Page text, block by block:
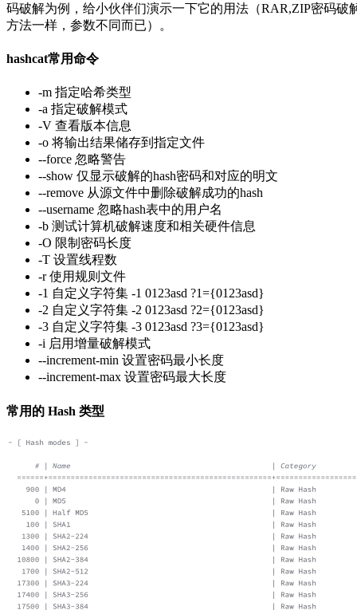
码破解为例，给小伙伴们演示一下它的用法（RAR,ZIP密码破
方法一样，参数不同而已）。
hashcat常用命令
-m 指定哈希类型
-a 指定破解模式
-V 查看版本信息
-o 将输出结果储存到指定文件
--force 忽略警告
--show 仅显示破解的hash密码和对应的明文
--remove 从源文件中删除破解成功的hash
--username 忽略hash表中的用户名
-b 测试计算机破解速度和相关硬件信息
-O 限制密码长度
-T 设置线程数
-r 使用规则文件
-1 自定义字符集 -1 0123asd ?1={0123asd}
-2 自定义字符集 -2 0123asd ?2={0123asd}
-3 自定义字符集 -3 0123asd ?3={0123asd}
-i 启用增量破解模式
--increment-min 设置密码最小长度
--increment-max 设置密码最大长度
常用的 Hash 类型